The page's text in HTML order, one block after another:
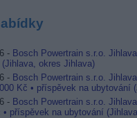
- Bosch Powertrain s.r.o.
okres Jihlava)
- Bosch Powertrain s.r.o.
Kč • příspěvek na ubytování
- Bosch Powertrain s.r.o.
• příspěvek na ubytování